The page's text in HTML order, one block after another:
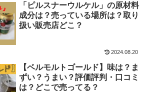
「ピルスナーウルケル」の原材料
成分は？売っている場所は？取り
扱い販売店どこ？
2024.08.20
【ベルモルトゴールド】味は？ま
ずい？うまい？評価評判・口コミ
は？どこで売ってる？